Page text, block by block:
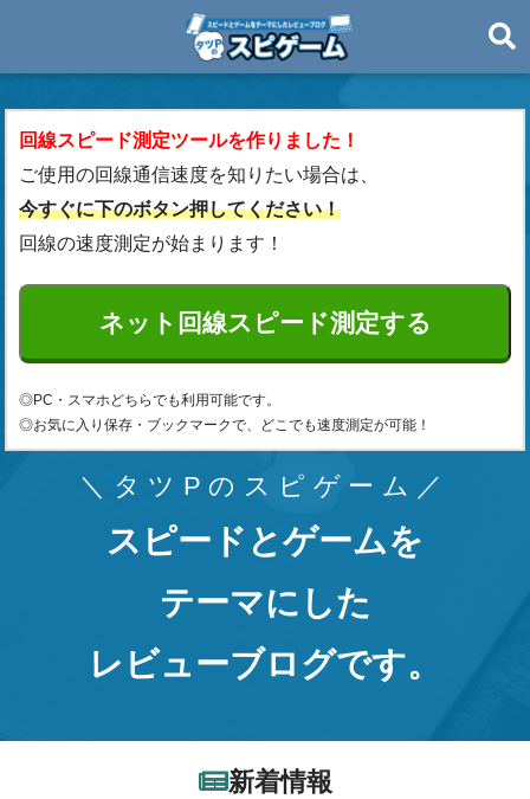
回線スピード測定ツールを作りました！
ご使用の回線通信速度を知りたい場合は、
今すぐに下のボタン押してください！
回線の速度測定が始まります！
◎PC・スマホどちらでも利用可能です。
◎お気に入り保存・ブックマークで、どこでも速度測定が可能！
タツPのスピゲーム
スピードとゲームを
テーマにした
レビューブログです。
新着情報